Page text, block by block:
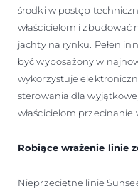
środki w postęp
właścicielom i zbudować
jachty na rynku. Pełen
być wyposażony w
wykorzystuje
sterowania dla
właścicielom przecinanie
Robiące wrażenie linie
Nieprzeciętne linie